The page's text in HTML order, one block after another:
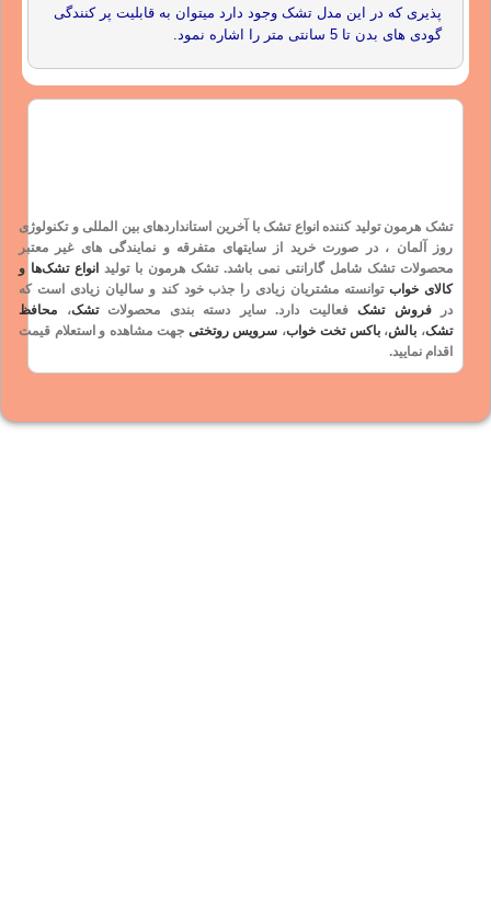
پذیری که در این مدل تشک وجود دارد میتوان به قابلیت پر کنندگی
گودی های بدن تا 5 سانتی متر را اشاره نمود.
تشک هرمون تولید کننده انواع تشک با آخرین استانداردهای بین المللی وتکنولوژی
روز آلمان ، در صورت خرید از سایتهای متفرقه و نمایندگی های غیر معتبر
محصولات تشک شاملگارانتی نمی باشد. تشک هرمون با تولید انواع تشک‌ها و
کالای خوابتوانسته مشتریان زیادی را جذب خود کند و سالیان زیادی است که
درفروش تشک فعالیت دارد. سایر دسته بندی محصولاتتشک، محافظ
تشک، بالش،باکس تخت خواب، سرویس روتختی جهت مشاهده و استعلام قیمت
اقدام نمایید.